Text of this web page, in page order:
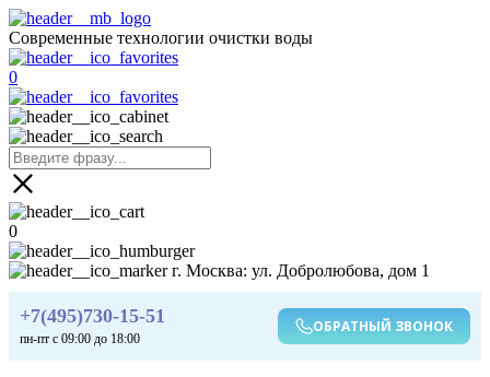
Современные технологии очистки воды
0
0
г. Москва: ул. Добролюбова, дом 1
+7(495)730-15-51
пн-пт с 09:00 до 18:00
ОБРАТНЫЙ ЗВОНОК